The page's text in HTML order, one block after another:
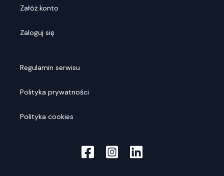
Załóż konto
Zaloguj się
Regulamin serwisu
Polityka prywatności
Polityka cookies